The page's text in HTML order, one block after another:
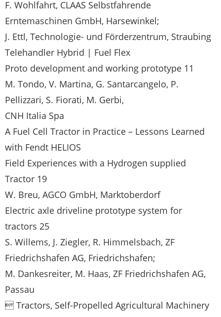
F. Wohlfahrt, CLAAS Selbstfahrende
Erntemaschinen GmbH, Harsewinkel;
J. Ettl, Technologie- und Förderzentrum, Straubing
Telehandler Hybrid | Fuel Flex
Proto development and working prototype 11
M. Tondo, V. Martina, G. Santarcangelo, P.
Pellizzari, S. Fiorati, M. Gerbi,
CNH Italia Spa
A Fuel Cell Tractor in Practice – Lessons Learned
with Fendt HELIOS
Field Experiences with a Hydrogen supplied
Tractor 19
W. Breu, AGCO GmbH, Marktoberdorf
Electric axle driveline prototype system for
tractors 25
S. Willems, J. Ziegler, R. Himmelsbach, ZF
Friedrichshafen AG, Friedrichshafen;
M. Dankesreiter, M. Haas, ZF Friedrichshafen AG,
Passau
 Tractors, Self-Propelled Agricultural Machinery